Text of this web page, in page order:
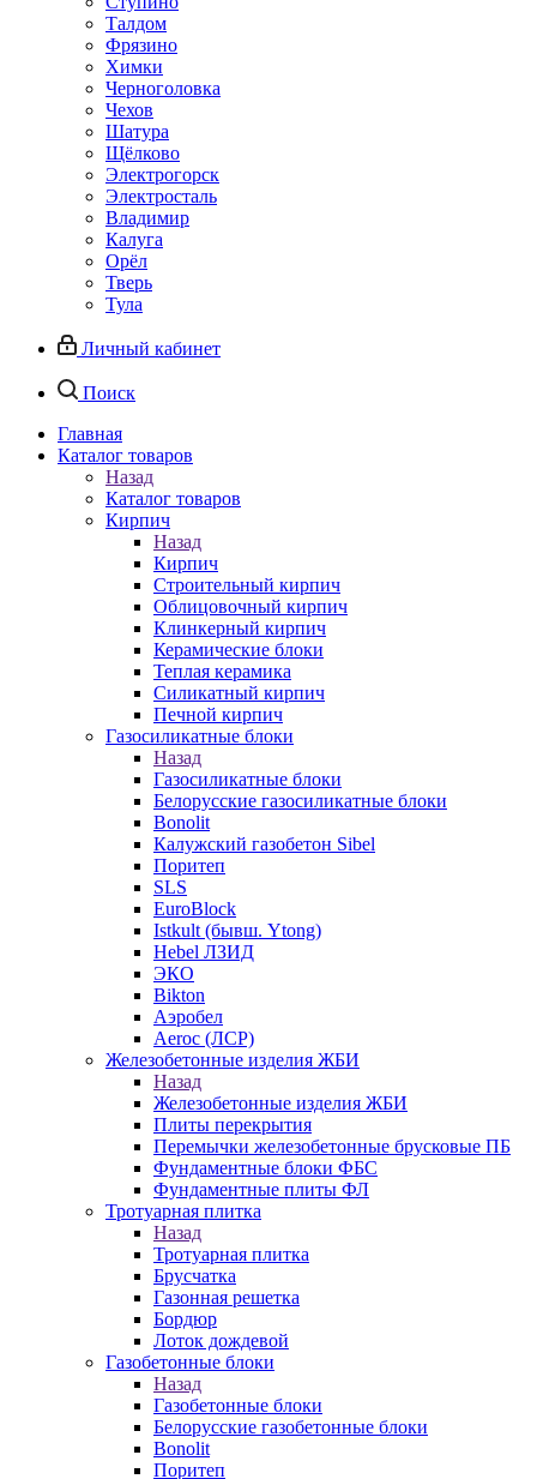
Талдом
Фрязино
Химки
Черноголовка
Чехов
Шатура
Щёлково
Электрогорск
Электросталь
Владимир
Калуга
Орёл
Тверь
Тула
Личный кабинет
Поиск
Главная
Каталог товаров
Назад
Каталог товаров
Кирпич
Назад
Кирпич
Строительный кирпич
Облицовочный кирпич
Клинкерный кирпич
Керамические блоки
Теплая керамика
Силикатный кирпич
Печной кирпич
Газосиликатные блоки
Назад
Газосиликатные блоки
Белорусские газосиликатные блоки
Bonolit
Калужский газобетон Sibel
Поритеп
SLS
EuroBlock
Istkult (бывш. Ytong)
Hebel ЛЗИД
ЭКО
Bikton
Аэробел
Aeroc (ЛСР)
Железобетонные изделия ЖБИ
Назад
Железобетонные изделия ЖБИ
Плиты перекрытия
Перемычки железобетонные брусковые ПБ
Фундаментные блоки ФБС
Фундаментные плиты ФЛ
Тротуарная плитка
Назад
Тротуарная плитка
Брусчатка
Газонная решетка
Бордюр
Лоток дождевой
Газобетонные блоки
Назад
Газобетонные блоки
Белорусские газобетонные блоки
Bonolit
Поритеп